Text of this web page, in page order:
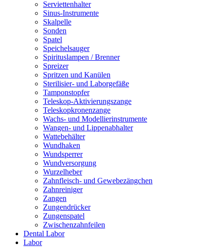
Serviettenhalter
Sinus-Instrumente
Skalpelle
Sonden
Spatel
Speichelsauger
Spirituslampen / Brenner
Spreizer
Spritzen und Kanülen
Sterilisier- und Laborgefäße
Tamponstopfer
Teleskop-Aktivierungszange
Teleskopkronenzange
Wachs- und Modellierinstrumente
Wangen- und Lippenabhalter
Wattebehälter
Wundhaken
Wundsperrer
Wundversorgung
Wurzelheber
Zahnfleisch- und Gewebezängchen
Zahnreiniger
Zangen
Zungendrücker
Zungenspatel
Zwischenzahnfeilen
Dental Labor
Labor